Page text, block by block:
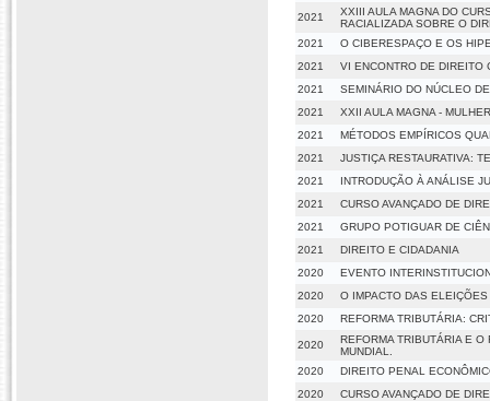
2021
XXIII AULA MAGNA DO
RACIALIZADA SOBRE O
2021
O CIBERESPAÇO E OS
2021
VI ENCONTRO DE DIREITO
2021
SEMINÁRIO DO NÚCLEO
2021
XXII AULA MAGNA -
2021
MÉTODOS EMPÍRICOS
2021
JUSTIÇA RESTAURATIVA:
2021
INTRODUÇÃO À ANÁLISE
2021
CURSO AVANÇADO DE
2021
GRUPO POTIGUAR DE
2021
DIREITO E CIDADANIA
2020
EVENTO
2020
O IMPACTO DAS
2020
REFORMA TRIBUTÁRIA:
2020
REFORMA TRIBUTÁRIA E
MUNDIAL.
2020
DIREITO PENAL
2020
CURSO AVANÇADO DE